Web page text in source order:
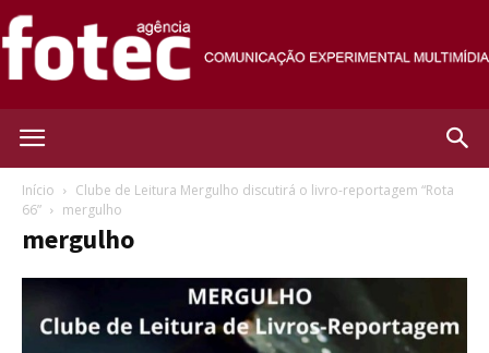
Início
Clube de Leitura Mergulho discutirá o livro-reportagem “Rota
66”
mergulho
mergulho